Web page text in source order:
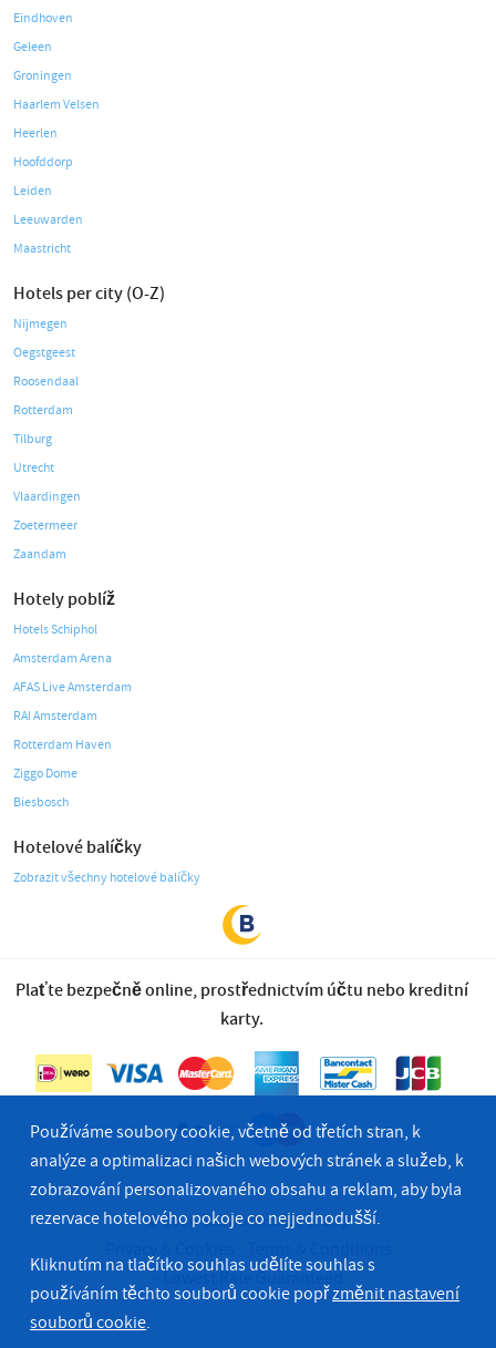
Eindhoven
Geleen
Groningen
Haarlem Velsen
Heerlen
Hoofddorp
Leiden
Leeuwarden
Maastricht
Hotels per city (O-Z)
Nijmegen
Oegstgeest
Roosendaal
Rotterdam
Tilburg
Utrecht
Vlaardingen
Zoetermeer
Zaandam
Hotely poblíž
Hotels Schiphol
Amsterdam Arena
AFAS Live Amsterdam
RAI Amsterdam
Rotterdam Haven
Ziggo Dome
Biesbosch
Hotelové balíčky
Zobrazit všechny hotelové balíčky
Plaťte bezpečně online, prostřednictvím účtu nebo kreditní
karty.
© 2026 Bastion Hotel Group
Lowest Rate Guaranteed
Používáme soubory cookie, včetně od třetích stran, k
analýze a optimalizaci našich webových stránek a služeb, k
zobrazování personalizovaného obsahu a reklam, aby byla
rezervace hotelového pokoje co nejjednodušší.
Kliknutím na tlačítko souhlas udělíte souhlas s
používáním těchto souborů cookie popřzměnit nastavení
souborů cookie.